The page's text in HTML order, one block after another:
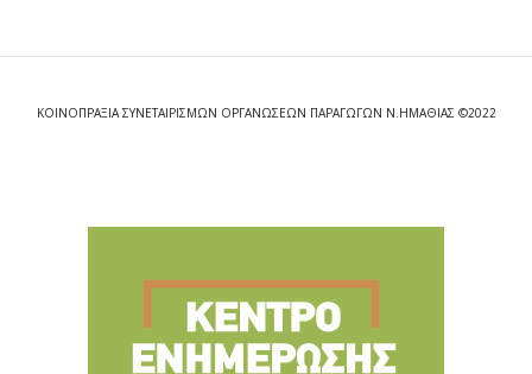
ΚΟΙΝΟΠΡΑΞΙΑ ΣΥΝΕΤΑΙΡΙΣΜΩΝ ΟΡΓΑΝΩΣΕΩΝ ΠΑΡΑΓΩΓΩΝ Ν.ΗΜΑΘΙΑΣ ©2022